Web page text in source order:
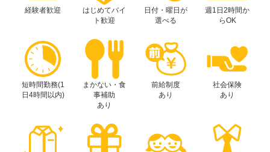
経験者歓迎
はじめてバイ
ト歓迎
日付・曜日が
選べる
週1日2時間か
らOK
短時間勤務(1
日4時間以内)
まかない・食
事補助
あり
前給制度
あり
社会保険
あり